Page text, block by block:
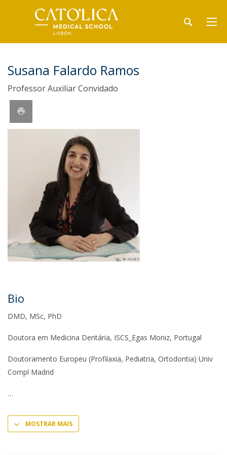
Susana Falardo Ramos
Professor Auxiliar Convidado
Bio
DMD, MSc, PhD
Doutora em Medicina Dentária, ISCS_Egas Moniz, Portugal
Doutoramento Europeu (Profilaxia, Pediatria, Ortodontia) Univ
Compl Madrid
MOSTRAR MAIS